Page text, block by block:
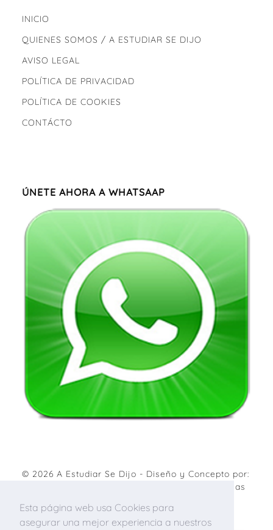
INICIO
QUIENES SOMOS / A ESTUDIAR SE DIJO
AVISO LEGAL
POLÍTICA DE PRIVACIDAD
POLÍTICA DE COOKIES
CONTÁCTO
ÚNETE AHORA A WHATSAAP
© 2026 A Estudiar Se Dijo - Diseño y Concepto por:
Diseño de páginas
Esta página web usa Cookies para
asegurar una mejor experiencia a nuestros